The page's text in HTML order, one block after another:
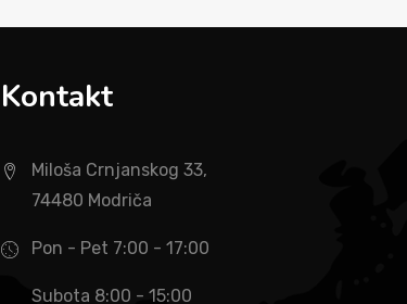
Kontakt
Miloša Crnjanskog 33,
74480 Modriča
Pon - Pet 7:00 - 17:00
Subota 8:00 - 15:00